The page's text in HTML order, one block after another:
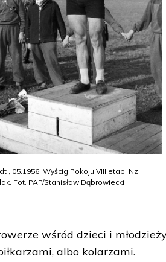
, 05.1956. Wyścig Pokoju VIII etap. Nz.
Fot. PAP/Stanisław Dąbrowiecki
wśród dzieci i
albo kolarzami.